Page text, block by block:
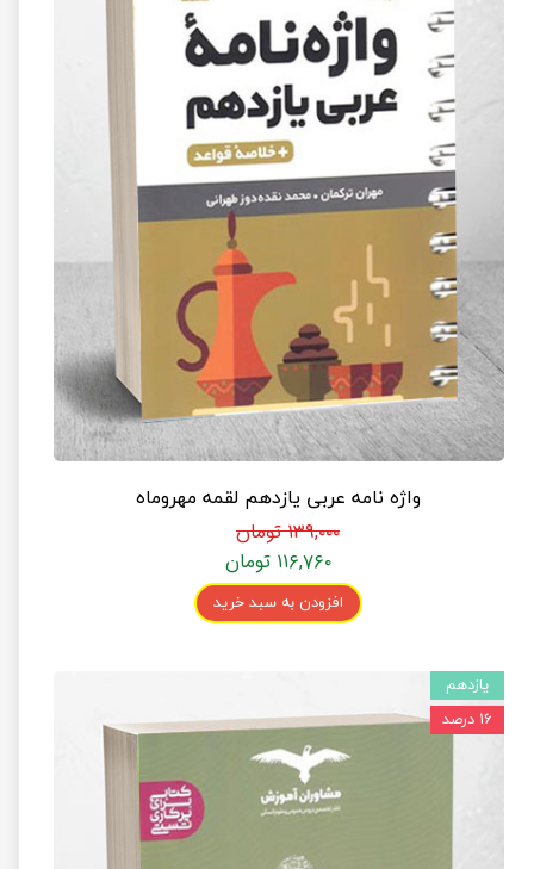
واژه نامه عربی یازدهم لقمه مهروماه
۱۳۹,۰۰۰ تومان
۱۱۶,۷۶۰ تومان
افزودن به سبد خرید
یازدهم
۱۶ درصد